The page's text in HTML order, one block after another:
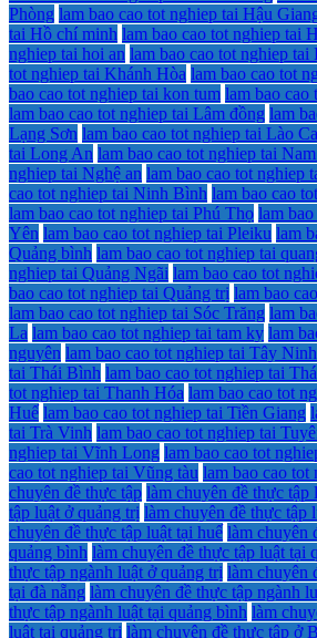
Phòng lam bao cao tot nghiep tai Hậu
tai Hồ chí minh lam bao cao tot nghiep tai
nghiep tai hoi an lam bao cao tot nghiep
tot nghiep tai Khánh Hòa lam bao cao tot
bao cao tot nghiep tai kon tum lam bao cao
lam bao cao tot nghiep tai Lâm đồng lam
Lạng Sơn lam bao cao tot nghiep tai Lào
tai Long An lam bao cao tot nghiep tai
nghiep tai Nghệ an lam bao cao tot nghiep
cao tot nghiep tai Ninh Bình lam bao cao
lam bao cao tot nghiep tai Phú Thọ lam
Yên lam bao cao tot nghiep tai Pleiku lam
Quảng bình lam bao cao tot nghiep tai
nghiep tai Quảng Ngãi lam bao cao tot
bao cao tot nghiep tai Quảng trị lam bao
lam bao cao tot nghiep tai Sóc Trăng lam
La lam bao cao tot nghiep tai tam ky lam
nguyên lam bao cao tot nghiep tai Tây Ninh
tai Thái Bình lam bao cao tot nghiep tai
tot nghiep tai Thanh Hóa lam bao cao tot
Huế lam bao cao tot nghiep tai Tiền Giang
tai Trà Vinh lam bao cao tot nghiep tai
nghiep tai Vĩnh Long lam bao cao tot
cao tot nghiep tai Vũng tàu lam bao cao tot
chuyên đề thực tập làm chuyên đề thực tập
tập luật ở quảng trị làm chuyên đề thực tập
chuyên đề thực tập luật tại huế làm chuyên
quảng bình làm chuyên đề thực tập luật tại
thực tập ngành luật ở quảng trị làm chuyên
tại đà nẵng làm chuyên đề thực tập ngành
thực tập ngành luật tại quảng bình làm
luật tại quảng trị làm chuyên đề thực tập ở